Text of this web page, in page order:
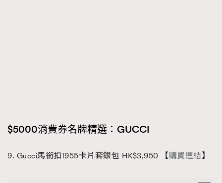
$5000消費券名牌精選： GUCCI
9. Gucci馬銜扣1955卡片套銀包 HK$3,950 【購買連結】